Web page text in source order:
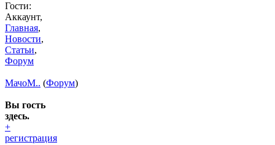
Гости:
Аккаунт,
Главная,
Новости,
Статьи,
Форум
МачоМ.. (Форум)
Вы гость
здесь.
+
регистрация